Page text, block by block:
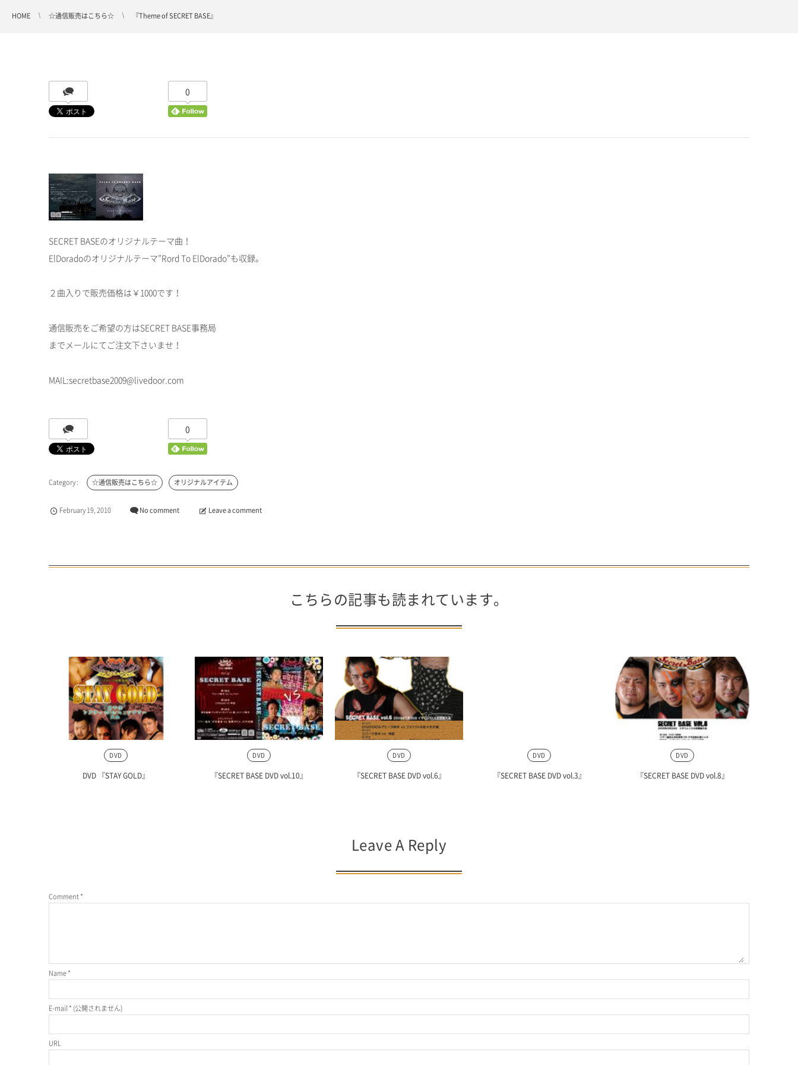
HOME ☆通信販売はこちら☆ 『Theme of SECRET BASE』
0
SECRET BASEのオリジナルテーマ曲！
ElDoradoのオリジナルテーマ”Rord To ElDorado”も収録。
２曲入りで販売価格は￥1000です！
通信販売をご希望の方はSECRET BASE事務局
までメールにてご注文下さいませ！
MAIL:secretbase2009@livedoor.com
0
☆通信販売はこちら☆ オリジナルアイテム
February19,2010 No comment Leave a comment
こちらの記事も読まれています。
DVD
DVD 『STAY GOLD』
DVD
『SECRET BASE DVD vol.10』
DVD
『SECRET BASE DVD vol.6』
DVD
『SECRET BASE DVD vol.3』
DVD
『SECRET BASE DVD vol.8』
Leave A Reply
Comment*
Name*
E-mail * (公開されません)
URL